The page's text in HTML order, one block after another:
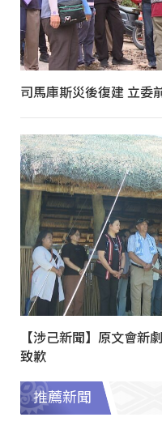
司馬庫斯災後復建 立委
【涉己新聞】原文會
致歉
推薦新聞